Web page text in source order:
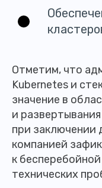
Отметим, что
Kubernetes и
значение в
и
при заключении
компанией
к
технических